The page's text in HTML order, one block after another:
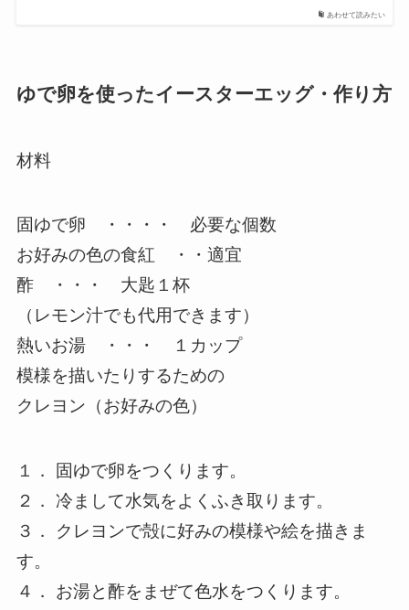
あわせて読みたい
ゆで卵を使ったイースターエッグ・作り方
材料
固ゆで卵 ・・・・ 必要な個数
お好みの色の食紅 ・・適宜
酢 ・・・ 大匙１杯
（レモン汁でも代用できます）
熱いお湯 ・・・ １カップ
模様を描いたりするための
クレヨン（お好みの色）
１． 固ゆで卵をつくります。
２． 冷まして水気をよくふき取ります。
３． クレヨンで殻に好みの模様や絵を描きま
す。
４． お湯と酢をまぜて色水をつくります。